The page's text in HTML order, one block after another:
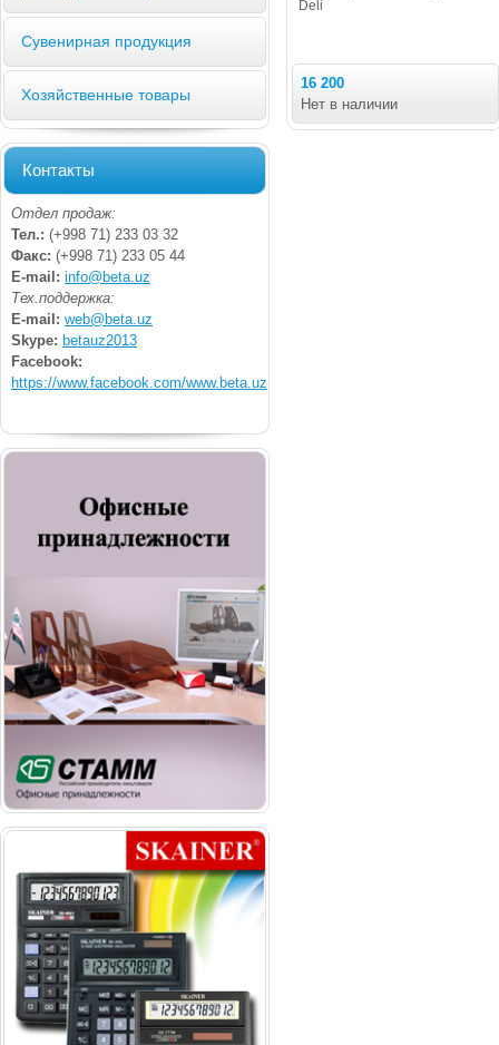
Сувенирная продукция
Хозяйственные товары
Контакты
Отдел продаж:
Тел.: (+998 71) 233 03 32
Факс: (+998 71) 233 05 44
E-mail: info@beta.uz
Тех.поддержка:
E-mail: web@beta.uz
Skype: betauz2013
Facebook:
https://www.facebook.com/www.beta.uz
Deli
16 200
Нет в наличии